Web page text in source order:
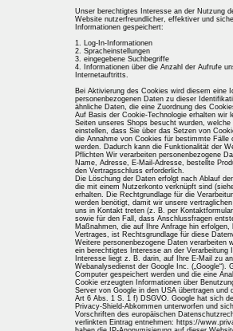
Unser berechtigtes Interesse an der Nutzung
Website nutzerfreundlicher, effektiver und
Informationen gespeichert:
1. Log-In-Informationen
2. Spracheinstellungen
3. eingegebene Suchbegriffe
4. Informationen über die Anzahl der Aufrufe
Internetauftritts.
Bei Aktivierung des Cookies wird diesem eine
personenbezogenen Daten zu dieser
ähnliche Daten, die eine Zuordnung des
Auf Basis der Cookie-Technologie erhalten wir
Seiten unseres Shops besucht wurden,
einstellen, dass Sie über das Setzen von
die Annahme von Cookies für bestimmte
werden. Dadurch kann die Funktionalität der
Pflichten Wir verarbeiten personenbezogene
Name, Adresse, E-Mail-Adresse, bestellte
den Vertragsschluss erforderlich.
Die Löschung der Daten erfolgt nach Ablauf
die mit einem Nutzerkonto verknüpft sind
erhalten. Die Rechtgrundlage für die
werden benötigt, damit wir unsere
uns in Kontakt treten (z. B. per
sowie für den Fall, dass Anschlussfragen
Maßnahmen, die auf Ihre Anfrage hin
Vertrages, ist Rechtsgrundlage für diese
Weitere personenbezogene Daten verarbeiten wir nur, wenn Sie dazu einwilligen (Art. 6 Abs. 1 S. 1 a) DSGVO) oder wir ein berechtigtes Interesse an der Verarbeitung Ihrer Daten haben (Art. 6 Abs. 1 S. 1 f) DSGVO). Ein berechtigtes Interesse liegt z. B. darin, auf Ihre E-Mail zu antworten. Google Analytics Wir benutzen Google Analytics, einen Webanalysedienst der Google Inc. („Google“). Google Analytics verwendet sog. „Cookies“, Textdateien, die auf Ihrem Computer gespeichert werden und die eine Analyse der Benutzung der Website durch Sie ermöglichen. Die durch den Cookie erzeugten Informationen über Benutzung dieser Website durch die Seitenbesucher werden in der Regel an einen Server von Google in den USA übertragen und dort gespeichert. Hierin liegt auch unser berechtigtes Interesse gemäß Art 6 Abs. 1 S. 1 f) DSGVO. Google hat sich dem zwischen der Europäischen Union und den USA geschlossenen Privacy-Shield-Abkommen unterworfen und sich zertifiziert. Dadurch verpflichtet sich Google, die Standards und Vorschriften des europäischen Datenschutzrechts einzuhalten. Nähere Informationen können Sie dem nachfolgend verlinkten Eintrag entnehmen: https://www.privacyshield.gov/participant?id=a2zt000000001L5AAI&status=Active. Wir haben die IP-Anonymisierung auf dieser Website aktiviert (anonymizeIp). Dadurch wird Ihre IP-Adresse von Google jedoch innerhalb von Mitgliedstaaten der Europäischen Union oder in anderen Vertragsstaaten des Abkommens über den Europäischen Wirtschaftsraum zuvor gekürzt. Nur in Ausnahmefällen wird die volle IP-Adresse an einen Server von Google in den USA übertragen und dort gekürzt. In unserem Auftrag wird Google diese Informationen benutzen, um die Nutzung der Website durch Sie auszuwerten, um Reports über die Websiteaktivitäten zusammenzustellen und um weitere mit der Websitenutzung und der Internetnutzung verbundene Dienstleistungen uns gegenüber zu erbringen. Die im Rahmen von Google Analytics von Ihrem Browser übermittelte IP-Adresse wird nicht mit anderen Daten von Google zusammengeführt. Sie können die Speicherung der Cookies durch eine entsprechende Einstellung Ihrer Browser-Software verhindern; wir weisen Sie jedoch darauf hin, dass Sie in diesem Fall gegebenenfalls nicht sämtliche Funktionen dieser Website vollumfänglich werden nutzen können. Sie können darüber hinaus die Übertragung der durch das Cookie erzeugten und auf Ihre Nutzung der Website bezogenen Daten (inkl. Ihrer IP-Adresse) an Google sowie die Verarbeitung dieser Daten durch Google verhindern, indem Sie das unter dem folgenden Link verfügbare Browser-Plugin herunterladen und installieren: http://tools.google.com/dlpage/gaoptout?hl=de. Google Maps Wir nutzen mit unserer Webseite Google Maps zur Darstellung interaktiver Karten und zur Erstellung von Anfahrtsbeschreibungen. Google Maps ist ein Kartendienst von Google Inc., 1600 Amphitheatre Parkway, Mountain View, California 94043, USA („Google“). Durch die Nutzung von Google Maps können Informationen über die Benutzung dieser Webseite einschließlich Ihrer IP-Adresse und der im Rahmen der Routenplanerfunktion eingegebenen (Start-)Adresse an Google in den USA übertragen werden. Wenn Sie eine Webseite unseres Internetauftritts aufrufen, die Google Maps enthält, baut Ihr Browser eine direkte Verbindung mit den Servern von Google auf. Der Karteninhalt wird von Google direkt an Ihren Browser übermittelt und von diesem in die Webseite eingebunden. Wir haben keinen Einfluss auf den Umfang der auf diese Weise von Google erhobenen Daten. Nach unserer Kenntnis sind dies in der Regel folgende Daten: 1. IP-Adresse 2. Internetadresse oder URL der aufgerufenen Webseite 3. Datum und Uhrzeit des Besuchs auf der betreffenden Webseite 4. im Rahmen der Routenplanung eingegebene (Start-)Anschrift Auf die weitere Verarbeitung und Nutzung der Daten,